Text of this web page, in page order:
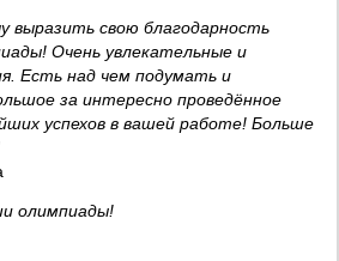
выразить свою благодарность
Очень увлекательные и
Есть над чем подумать и
за интересно проведённое
успехов в вашей работе! Больше
олимпиады!